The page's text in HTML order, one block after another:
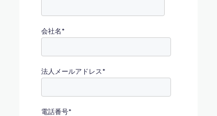
会社名*
法人メールアドレス*
電話番号*